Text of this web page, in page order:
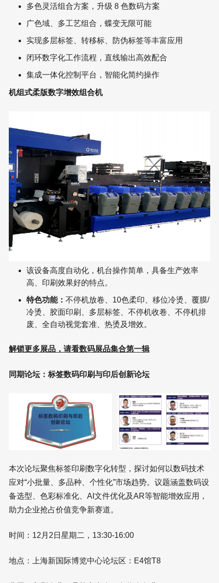
多色灵活组合方案，升级 8 色数码方案
广色域、多工艺组合，蝶变无限可能
实现多层标签、转移标、防伪标签等丰富应用
闭环数字化工作流程，直线输出高效配合
集成一体化控制平台，智能化简约操作
机组式柔版数字增效组合机
该设备高度自动化，机台操作简单，具备生产效率
高、印刷效果好的特点。
特色功能： 不停机放卷、10色柔印、移位冷烫、覆膜/
冷烫、胶面印刷、多层标签、不停机收卷、不停机排
废、全自动视觉套准、热烫及增效。
解锁更多展品，请看数码展品集合第一辑
同期论坛：标签数码印刷与印后创新论坛
本次论坛聚焦标签印刷数字化转型，探讨如何以数码技术
应对“小批量、多品种、个性化”市场趋势。议题涵盖数码设
备选型、色彩标准化、AI文件优化及AR等智能增效应用，
助力企业抢占价值竞争新赛道。
时间：12月2日星期二，13:30-16:00
地点：上海新国际博览中心论坛区：E4馆T8